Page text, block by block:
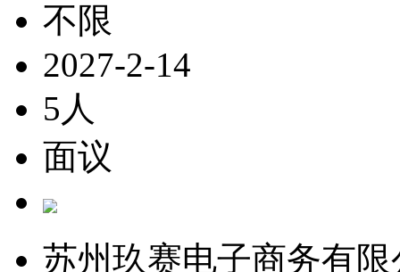
不限
2027-2-14
5人
面议
苏州玖赛电子商务有